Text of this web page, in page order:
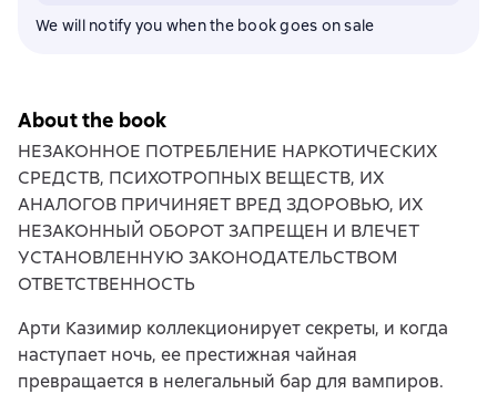
We will notify you when the book goes on sale
About the book
НЕЗАКОННОЕ ПОТРЕБЛЕНИЕ НАРКОТИЧЕСКИХ
СРЕДСТВ, ПСИХОТРОПНЫХ ВЕЩЕСТВ, ИХ
АНАЛОГОВ ПРИЧИНЯЕТ ВРЕД ЗДОРОВЬЮ, ИХ
НЕЗАКОННЫЙ ОБОРОТ ЗАПРЕЩЕН И ВЛЕЧЕТ
УСТАНОВЛЕННУЮ ЗАКОНОДАТЕЛЬСТВОМ
ОТВЕТСТВЕННОСТЬ
Арти Казимир коллекционирует секреты, и когда
наступает ночь, ее престижная чайная
превращается в нелегальный бар для вампиров.